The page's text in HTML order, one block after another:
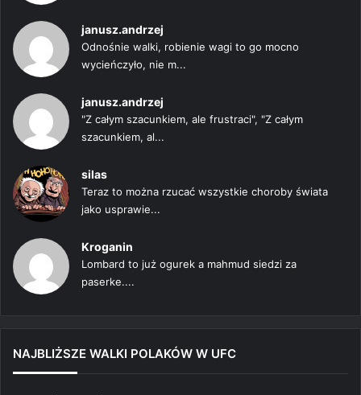
janusz.andrzej
Odnośnie walki, robienie wagi to go mocno
wycieńczyło, nie m...
janusz.andrzej
"Z całym szacunkiem, ale frustraci", "Z całym
szacunkiem, al...
silas
Teraz to można rzucać wszystkie choroby świata
jako usprawie...
Kroganin
Lombard to już ogurek a mahmud siedzi za
paserke....
NAJBLIŻSZE WALKI POLAKÓW W UFC